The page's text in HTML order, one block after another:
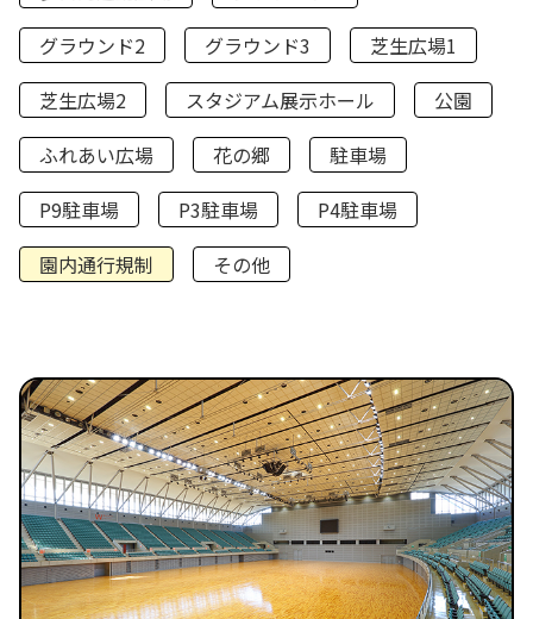
グラウンド2
グラウンド3
芝生広場1
芝生広場2
スタジアム展示ホール
公園
ふれあい広場
花の郷
駐車場
P9駐車場
P3駐車場
P4駐車場
園内通行規制
その他